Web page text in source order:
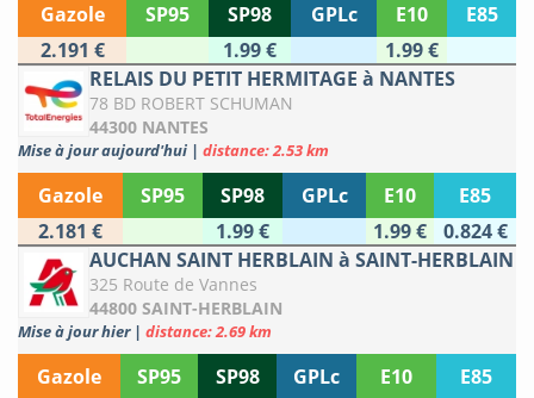
Gazole SP95 SP98 GPLc E10
E85
2.191 €
1.99 €
1.99 €
RELAIS DU PETIT HERMITAGE à NANTES
78 BD ROBERT SCHUMAN
44300 NANTES
Mise à jour aujourd'hui | distance: 2.53 km
Gazole SP95 SP98 GPLc E10
E85
2.181 €
1.99 € 1.99 €
0.824 €
AUCHAN SAINT HERBLAIN à SAINT-HERBLAIN
325 Route de Vannes
44800 SAINT-HERBLAIN
Mise à jour hier | distance: 2.69 km
Gazole SP95 SP98 GPLc E10
E85